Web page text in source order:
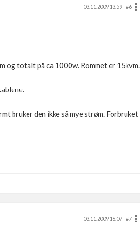
03.11.2009 13.59
#6
og totalt på ca 1000w. Rommet er 15kvm.
bruker den ikke så mye strøm. Forbruket
03.11.2009 16.07
#7